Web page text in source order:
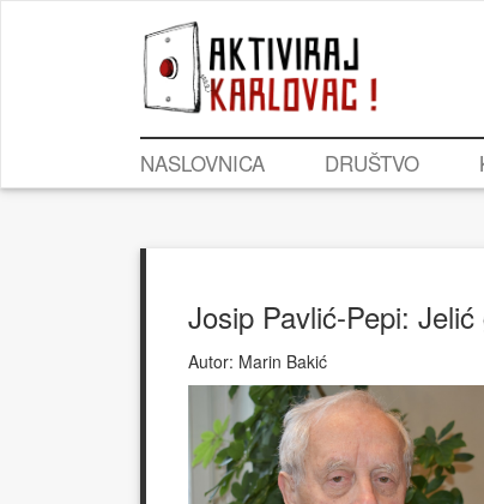
NASLOVNICA DRUŠTVO
Josip Pavlić-Pepi:
Autor: Marin Bakić